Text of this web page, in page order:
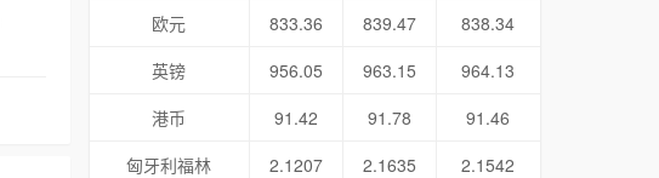
欧元
833.36 839.47
838.34
英镑
956.05 963.15
964.13
港币
91.42 91.78
91.46
匈牙利福林
2.1207 2.1635
2.1542